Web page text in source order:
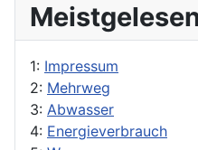
1: Impressum
2: Mehrweg
3: Abwasser
4: Energieverbrauch